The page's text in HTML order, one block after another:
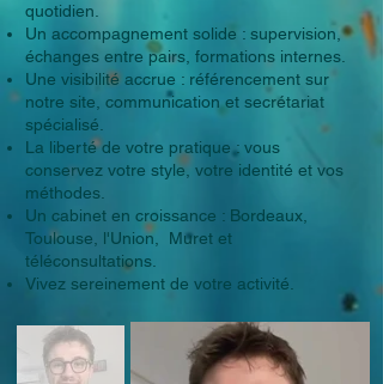
quotidien.
Un accompagnement solide : supervision,
échanges entre pairs, formations internes.
Une visibilité accrue : référencement sur
notre site, communication et secrétariat
spécialisé.
La liberté de votre pratique : vous
conservez votre style, votre identité et vos
méthodes.
Un cabinet en croissance : Bordeaux,
Toulouse, l'Union, Muret et
téléconsultations.
Vivez sereinement de votre activité.